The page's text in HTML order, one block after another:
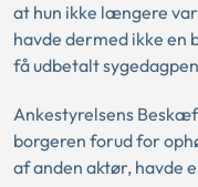
at hun ikke længere
havde dermed ikke
få udbetalt
Ankestyrelsens
borgeren forud for
af anden aktør, havde